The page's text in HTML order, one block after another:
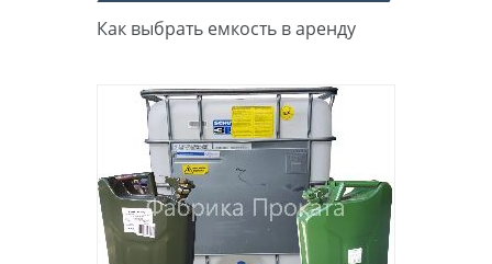
Как выбрать емкость в аренду